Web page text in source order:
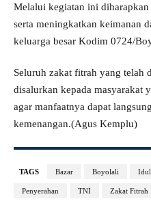
Melalui kegiatan ini diharapkan
serta meningkatkan keimanan
keluarga besar Kodim 0724/
Seluruh zakat fitrah yang telah
disalurkan kepada masyarakat
agar manfaatnya dapat
kemenangan.(Agus Kemplu)
TAGS Bazar Boyolali
Penyerahan TNI Zakat Fitrah